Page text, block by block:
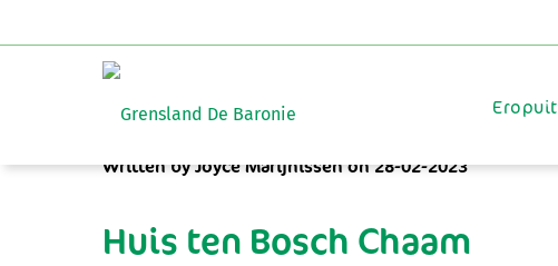
Eropuit
Klooster Nieuwkerk Goirle
Written by Joyce Marijnissen on 28-02-2023
Huis ten Bosch Chaam